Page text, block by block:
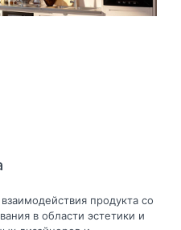
продукта со
в области эстетики и